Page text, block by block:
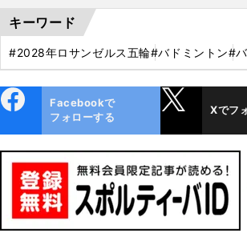
キーワード
#2028年ロサンゼルス五輪#バドミントン#
ok
Facebookで
フォローする
Xでフ